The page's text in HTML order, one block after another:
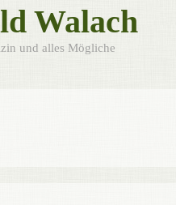
Walach
und alles Mögliche